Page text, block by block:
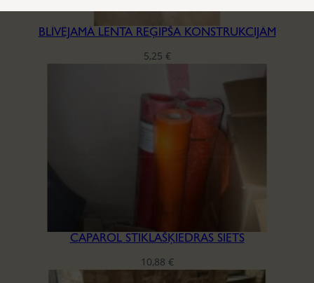
BLĪVĒJAMĀ LENTA REĢIPŠA KONSTRUKCIJĀM
5,25 €
CAPAROL STIKLAŠĶIEDRAS SIETS
10,88 €